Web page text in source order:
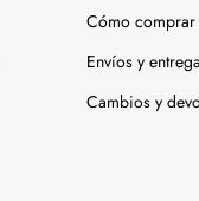
Cómo comprar
Envíos y
Cambios y